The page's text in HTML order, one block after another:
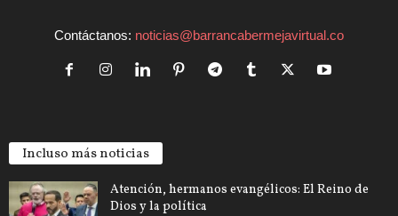
Contáctanos: noticias@barrancabermejavirtual.co
Incluso más noticias
Atención, hermanos evangélicos: El Reino de
Dios y la política